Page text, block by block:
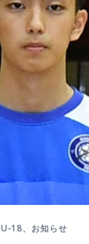
U-18、 お知らせ